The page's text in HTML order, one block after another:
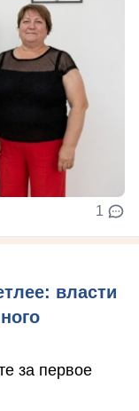
1
власти
за первое